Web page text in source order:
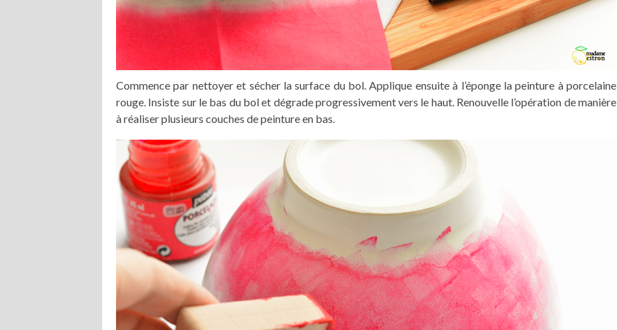
Commence par nettoyer et sécher la surface du bol. Applique ensuite à l’éponge la peinture à porcelaine
rouge. Insiste sur le bas du bol et dégrade progressivement vers le haut. Renouvelle l’opération de manière
à réaliser plusieurs couches de peinture en bas.